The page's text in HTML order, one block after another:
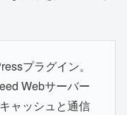
プラグイン。
Webサーバー
ャッシュと通信